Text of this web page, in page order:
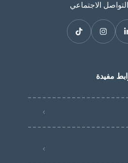
الاجتماعي
مفيدة